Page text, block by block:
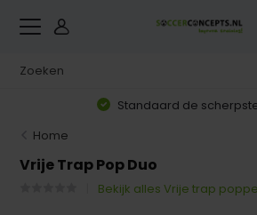
Standaard de
Home
Vrije Trap Pop Duo
Bekijk alles Vrije trap